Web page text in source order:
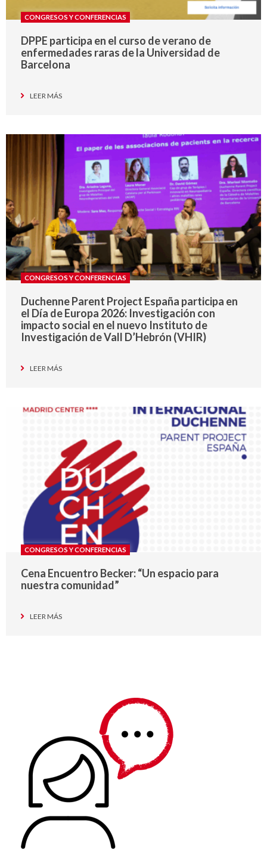
CONGRESOS Y CONFERENCIAS
DPPE participa en el curso de verano de
enfermedades raras de la Universidad de
Barcelona
LEER MÁS
CONGRESOS Y CONFERENCIAS
Duchenne Parent Project España participa en
el Día de Europa 2026: Investigación con
impacto social en el nuevo Instituto de
Investigación de Vall D’Hebrón (VHIR)
LEER MÁS
CONGRESOS Y CONFERENCIAS
Cena Encuentro Becker: “Un espacio para
nuestra comunidad”
LEER MÁS